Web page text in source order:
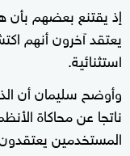
إذ يقتنع بعضهم بأن
يعتقد آخرون أنهم
استثنائية.
وأوضح سليمان أن
ناتجا عن محاكاة
المستخدمين